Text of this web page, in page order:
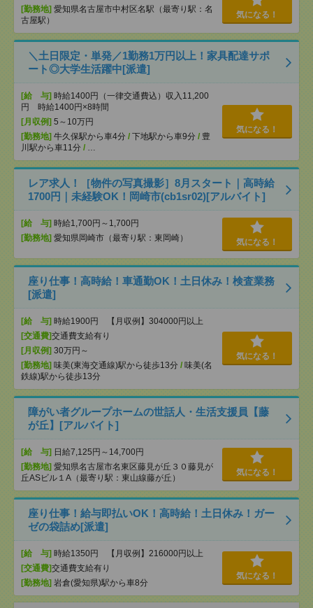
[勤務地] 愛知県名古屋市中村区名駅（最寄り駅：名
古屋駅）
気になる！
＼土日限定・単発／1勤務1万円以上！家具配達サポ
ート◎大学生活躍中[派遣]
[給 与] 時給1400円（一律交通費込）収入11,200
円 時給1400円×8時間
[月収例] 5～10万円
[勤務地] 牛久保駅から車4分 / 下地駅から車9分 / 豊
川駅から車11分 / …
気になる！
レア求人！［物件の写真撮影］8月スタート｜高時給
1700円｜未経験OK！岡崎市(cb1sr02)[アルバイト]
[給 与] 時給1,700円～1,700円
[勤務地] 愛知県岡崎市（最寄り駅：東岡崎） 気になる！
座り仕事！高時給！車通勤OK！土日休み！検査業務
[派遣]
[給 与] 時給1900円 【月収例】304000円以上
[交通費]交通費支給有り
[月収例] 30万円～
[勤務地] 味美(東海交通線)駅から徒歩13分 / 味美(名
鉄線)駅から徒歩13分
気になる！
障がい者グループホームの世話人・生活支援員【藤
が丘】[アルバイト]
[給 与] 日給7,125円～14,700円
[勤務地] 愛知県名古屋市名東区藤見が丘３０藤見が
丘ASビル１A（最寄り駅：東山線藤が丘）
気になる！
座り仕事！給与即払いOK！高時給！土日休み！ガー
ゼの袋詰め[派遣]
[給 与] 時給1350円 【月収例】216000円以上
[交通費]交通費支給有り
[勤務地] 岩倉(愛知県)駅から車8分
気になる！